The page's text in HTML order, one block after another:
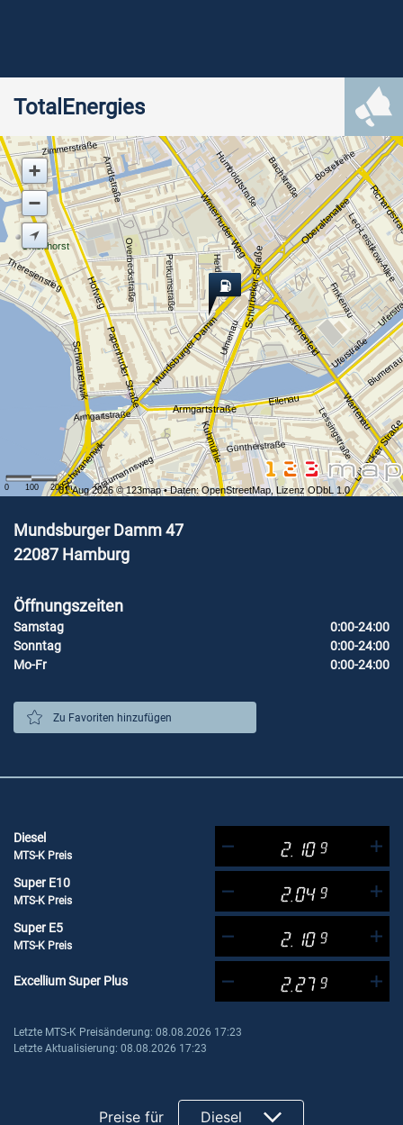
TotalEnergies
Uhlenhorst Winterhuder Weg
Lerchenfeld
Oberaltenallee
Mundsburger Damm
Wartenau
Schürbeker Straße
Lübecker
Schwanenwik Kuhmühle
Schwanenwik
Armgartstraße
Papenhuder Straße Eilenau
Hofweg
Bachstraße
Leo-Leistikow-Allee
Bostelreihe
Humboldtstraße
Heideweg
Finkenau
Lessingstraße
Güntherstraße
Uferstraße
Ulmenau
Arndtstraße
Zimmerstraße
Overbeckstraße
Armgartstraße
Graumannsweg
Petkumstraße
Theresienstieg
0 100 200 m
01 Aug 2026 ©123map• Daten:OpenStreetMap,Lizenz ODbL 1.0
Mundsburger Damm 47
22087 Hamburg
Öffnungszeiten
Samstag
0:00-24:00
Sonntag
0:00-24:00
Mo-Fr
0:00-24:00
Zu Favoriten hinzufügen
Diesel
MTS-K Preis 2.10 9
Super E10
MTS-K Preis 2.04 9
Super E5
MTS-K Preis 2.10 9
Excellium Super Plus 2.27 9
Letzte MTS-K Preisänderung: 08.08.2026 17:23
Letzte Aktualisierung: 08.08.2026 17:23
Preise für Diesel